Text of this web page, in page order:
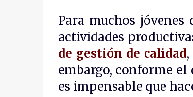
Para muchos
actividades
de gestión de calidad,
embargo, conforme el
es impensable que